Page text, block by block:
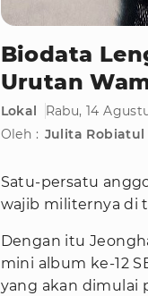
Biodata
Urutan
Lokal
Rabu, 14
Oleh : Julita Robiatul
Satu-persatu
wajib militernya di
Dengan itu
mini album ke-12
yang akan dimulai